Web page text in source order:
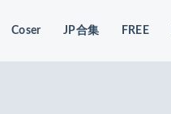
Coser JP合集 FREE